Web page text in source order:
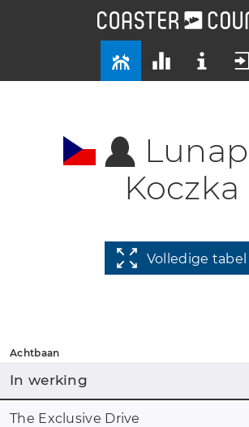
Koczka
Volledige tabel
Achtbaan
In werking
The Exclusive Drive